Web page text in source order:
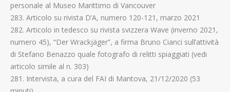
personale al Museo Marittimo di Vancouver
283. Articolo su rivista D’A, numero 120-121, marzo 2021
282. Articolo in tedesco su rivista svizzera Wave (inverno 2021,
numero 45), “Der Wrackjäger”, a firma Bruno Cianci sull’attività
di Stefano Benazzo quale fotografo di relitti spiaggiati (vedi
articolo simile al n. 303)
281. Intervista, a cura del FAI di Mantova, 21/12/2020 (53